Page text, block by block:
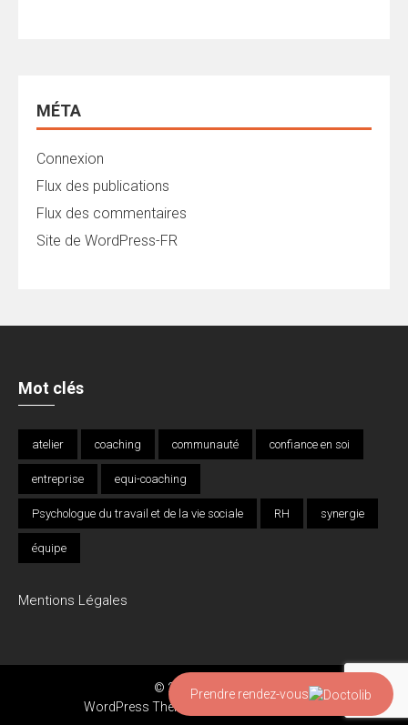
Prendre rendez-vous
MÉTA
Connexion
Flux des publications
Flux des commentaires
Site de WordPress-FR
Mot clés
atelier coaching communauté confiance en soi
entreprise equi-coaching
Psychologue du travail et de la vie sociale RH synergie
équipe
Mentions Légales
© 2026 éKidécide
WordPress Theme: